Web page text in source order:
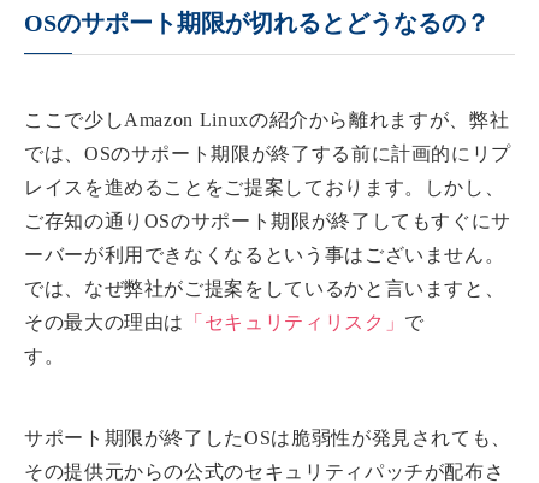
OSのサポート期限が切れるとどうなるの？
ここで少しAmazon Linuxの紹介から離れますが、弊社
では、OSのサポート期限が終了する前に計画的にリプ
レイスを進めることをご提案しております。しかし、
ご存知の通りOSのサポート期限が終了してもすぐにサ
ーバーが利用できなくなるという事はございません。
では、なぜ弊社がご提案をしているかと言いますと、
その最大の理由は
「セキュリティリスク」 で
す。 
サポート期限が終了したOSは脆弱性が発見されても、
その提供元からの公式のセキュリティパッチが配布さ